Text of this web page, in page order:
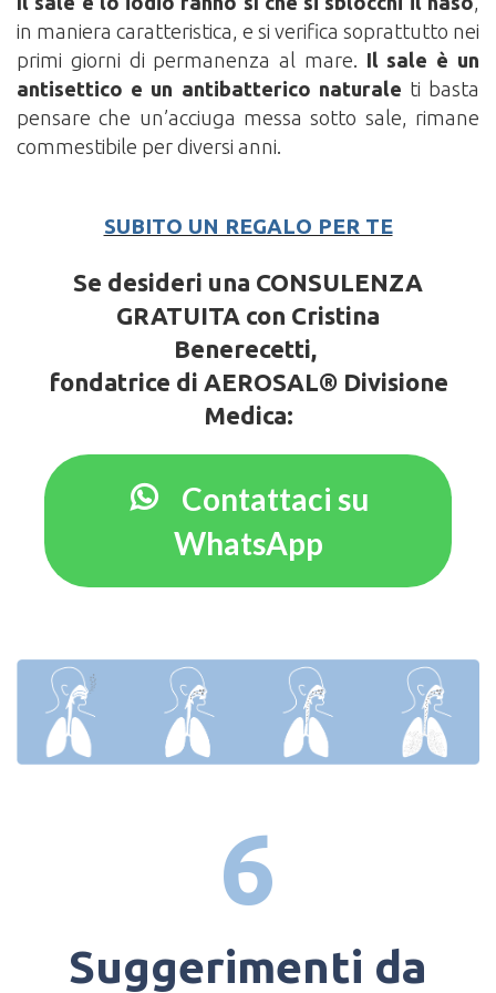
in maniera caratteristica, e si verifica soprattutto nei
primi giorni di permanenza al mare. Il sale è un
antisettico e un antibatterico naturale ti basta
pensare che un’acciuga messa sotto sale, rimane
commestibile per diversi anni.
SUBITO UN REGALO PER TE
Se desideri una CONSULENZA
GRATUITA con Cristina
Benerecetti,
fondatrice di AEROSAL® Divisione
Medica:
Contattaci su
WhatsApp
6
Suggerimenti da